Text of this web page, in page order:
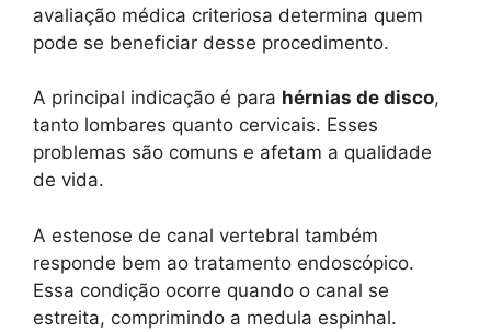
avaliação médica criteriosa determina quem
pode se beneficiar desse procedimento.
A principal indicação é para hérnias de disco,
tanto lombares quanto cervicais. Esses
problemas são comuns e afetam a qualidade
de vida.
A estenose de canal vertebral também
responde bem ao tratamento endoscópico.
Essa condição ocorre quando o canal se
estreita, comprimindo a medula espinhal.